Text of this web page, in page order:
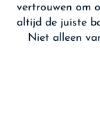
vertrouwen om
altijd de juiste
Niet alleen